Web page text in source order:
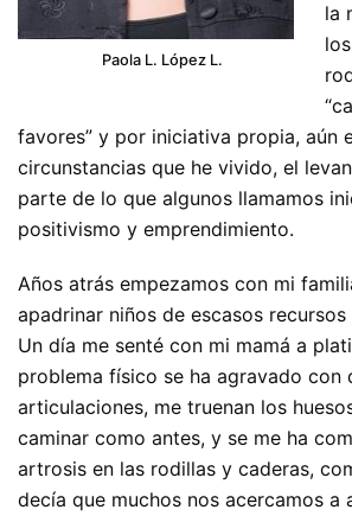
Paola L. López L.
la
favores” y por iniciativa propia, aún
circunstancias que he vivido, el
parte de lo que algunos llamamos
positivismo y emprendimiento.
Años atrás empezamos con mi
apadrinar niños de escasos recursos
Un día me senté con mi mamá a
problema físico se ha agravado con
articulaciones, me truenan los
caminar como antes, y se me ha
artrosis en las rodillas y caderas,
decía que muchos nos acercamos a